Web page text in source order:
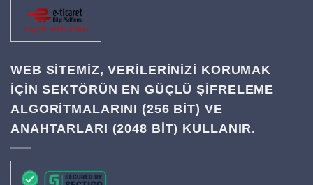
WEB SITEMIZ, VERILERINIZI KORUMAK
IÇIN SEKTÖRÜN EN GÜÇLÜ ŞIFRELEME
ALGORITMALARINI (256 BIT) VE
ANAHTARLARI (2048 BIT) KULLANIR.